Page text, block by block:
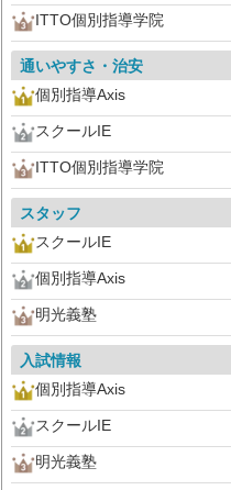
ITTO個別指導学院
通いやすさ・治安
個別指導Axis
スクールIE
ITTO個別指導学院
スタッフ
スクールIE
個別指導Axis
明光義塾
入試情報
個別指導Axis
スクールIE
明光義塾